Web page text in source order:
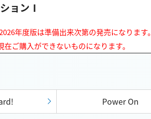
ョンⅠ
年度版は準備出来次第の発売になります。
ご購入ができないものになります。
Power On